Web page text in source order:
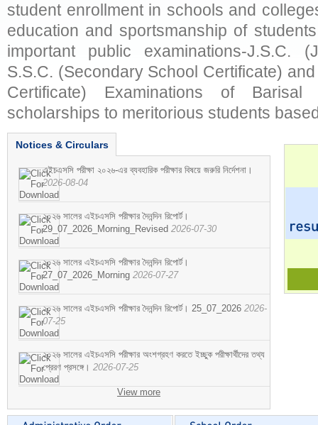
student enrollment in schools and
education and sportsmanship of
important public examinations-J.S.C.
S.S.C. (Secondary School Certificate)
Certificate) Examinations of
scholarships to meritorious students
Notices & Circulars
এইচএসসি পরীক্ষা ২০২৬-এর ব্যবহারিক পরীক্ষার বিষয়ে জরুরি নির্দেশনা।
2026-08-04
২০২৬ সালের এইচএসসি পরীক্ষার দৈনন্দিন রিপোর্ট।
29_07_2026_Morning_Revised 2026-07-30
২০২৬ সালের এইচএসসি পরীক্ষার দৈনন্দিন রিপোর্ট।
27_07_2026_Morning 2026-07-27
২০২৬ সালের এইচএসসি পরীক্ষার দৈনন্দিন রিপোর্ট। 25_07_2026 2026-
07-25
২০২৬ সালের এইচএসসি পরীক্ষার অংশগ্রহণ করতে ইচ্ছুক পরীক্ষার্থীদের তথ্য
প্রেরণ প্রসঙ্গে। 2026-07-25
View more